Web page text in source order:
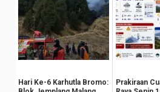
Hari Ke-6 Karhutla Bromo:
Prakiraan